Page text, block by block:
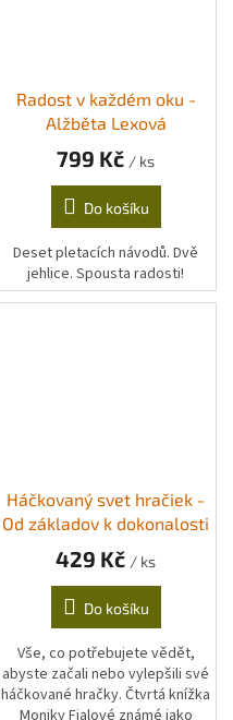
Radost v každém oku -
Alžběta Lexová
799 Kč / ks
Do košíku
Deset pletacích návodů. Dvě
jehlice. Spousta radosti!
Háčkovaný svet hračiek -
Od základov k dokonalosti
429 Kč / ks
Do košíku
Vše, co potřebujete vědět,
abyste začali nebo vylepšili své
háčkované hračky. Čtvrtá knížka
Moniky Fialové známé jako